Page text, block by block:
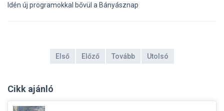
Idén új programokkal bővül a Bányásznap
Első Előző Tovább Utolsó
Cikk ajánló